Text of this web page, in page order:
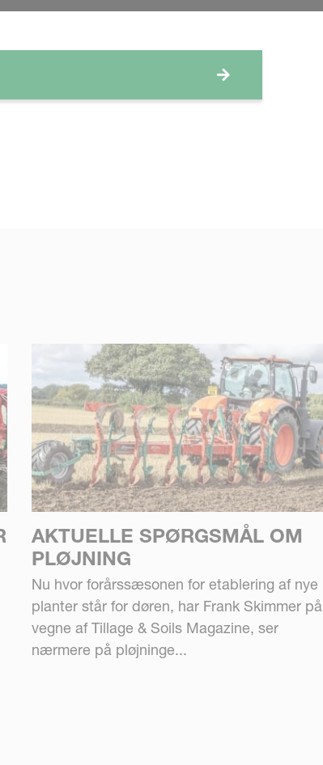
AKTUELLE SPØRGSMÅL OM
PLØJNING
Nu hvor forårssæsonen for etablering af nye
planter står for døren, har Frank Skimmer på
vegne af Tillage & Soils Magazine, ser
nærmere på pløjninge...